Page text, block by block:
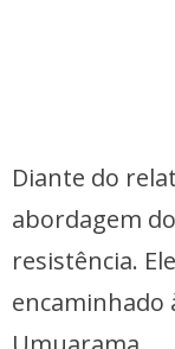
Diante do
abordagem
resistência.
encaminhado